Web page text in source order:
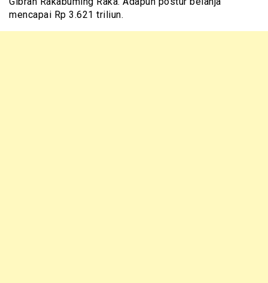
mencapai Rp 3.621 triliun.